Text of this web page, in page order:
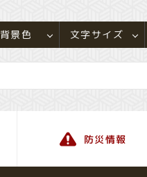
背景色 文字サイズ
防災情報